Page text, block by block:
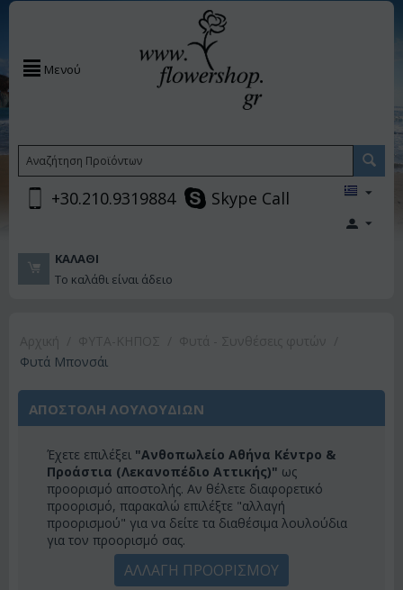
Μενού
+30.210.9319884 Skype Call
ΚΑΛΆΘΙ
Το καλάθι είναι άδειο
Φυτά Μπονσάι
ΑΠΟΣΤΟΛΗ ΛΟΥΛΟΥΔΙΩΝ
Έχετε επιλέξει "Ανθοπωλείο Αθήνα Κέντρο &
Προάστια (Λεκανοπέδιο Αττικής)" ως
προορισμό αποστολής. Αν θέλετε διαφορετικό
προορισμό, παρακαλώ επιλέξτε "αλλαγή
προορισμού" για να δείτε τα διαθέσιμα λουλούδια
για τον προορισμό σας.
ΑΛΛΑΓΗ ΠΡΟΟΡΙΣΜΟΥ